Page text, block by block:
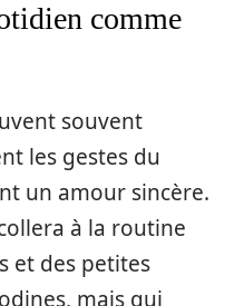
comme
souvent
les gestes du
un amour sincère.
à la routine
et des petites
mais qui